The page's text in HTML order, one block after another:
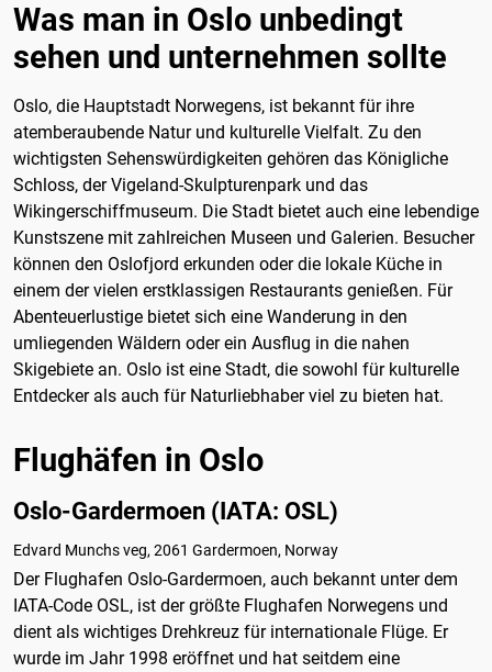
Was man in Oslo unbedingt
sehen und unternehmen sollte
Oslo, die Hauptstadt Norwegens, ist bekannt für ihre
atemberaubende Natur und kulturelle Vielfalt. Zu den
wichtigsten Sehenswürdigkeiten gehören das Königliche
Schloss, der Vigeland-Skulpturenpark und das
Wikingerschiffmuseum. Die Stadt bietet auch eine lebendige
Kunstszene mit zahlreichen Museen und Galerien. Besucher
können den Oslofjord erkunden oder die lokale Küche in
einem der vielen erstklassigen Restaurants genießen. Für
Abenteuerlustige bietet sich eine Wanderung in den
umliegenden Wäldern oder ein Ausflug in die nahen
Skigebiete an. Oslo ist eine Stadt, die sowohl für kulturelle
Entdecker als auch für Naturliebhaber viel zu bieten hat.
Flughäfen in Oslo
Oslo-Gardermoen (IATA: OSL)
Edvard Munchs veg, 2061 Gardermoen, Norway
Der Flughafen Oslo-Gardermoen, auch bekannt unter dem
IATA-Code OSL, ist der größte Flughafen Norwegens und
dient als wichtiges Drehkreuz für internationale Flüge. Er
wurde im Jahr 1998 eröffnet und hat seitdem eine